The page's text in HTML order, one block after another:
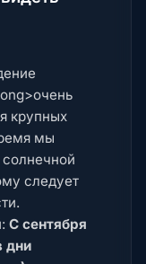
крупных
мы
следует
С сентября
дни